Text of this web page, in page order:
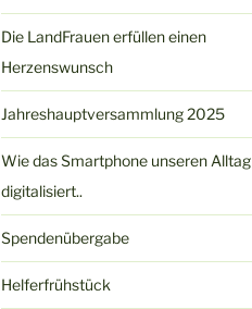
Die LandFrauen erfüllen einen
Herzenswunsch
Jahreshauptversammlung 2025
Wie das Smartphone unseren Alltag
digitalisiert..
Spendenübergabe
Helferfrühstück